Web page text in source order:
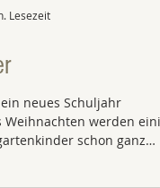
Lesezeit
neues Schuljahr
werden
schon ganz